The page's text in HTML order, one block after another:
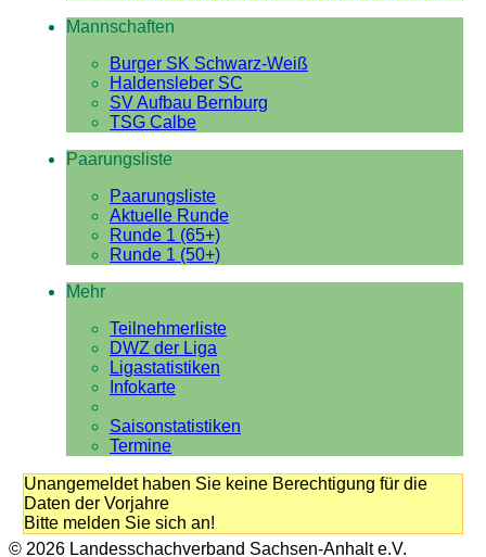
Mannschaften
Burger SK Schwarz-Weiß
Haldensleber SC
SV Aufbau Bernburg
TSG Calbe
Paarungsliste
Paarungsliste
Aktuelle Runde
Runde 1 (65+)
Runde 1 (50+)
Mehr
Teilnehmerliste
DWZ der Liga
Ligastatistiken
Infokarte
Saisonstatistiken
Termine
Unangemeldet haben Sie keine Berechtigung für die
Daten der Vorjahre
Bitte melden Sie sich an!
© 2026 Landesschachverband Sachsen-Anhalt e.V.